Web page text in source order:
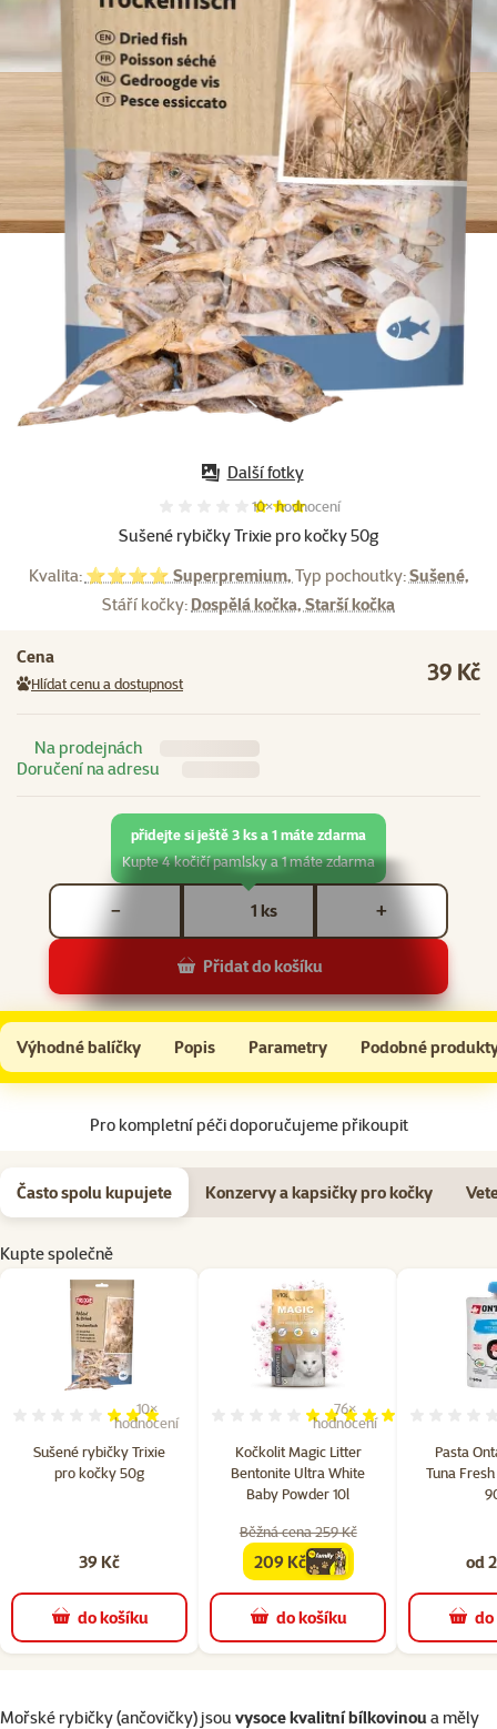
Sušené rybičky Trixie pro kočky 50g
Hodnocení 60%, počet hodnocení:
10×hodnocení
Kvalita: ⭐⭐⭐⭐ Superpremium, Typ pochoutky:Sušené,
Stáří kočky: Dospělá kočka, Starší kočka
Cena
Hlídat cenu a dostupnost 39 Kč
Na prodejnách
Doručení na adresu
ks
− +
přidejte si ještě 3 ks a 1 máte zdarma
Kupte 4 kočičí pamlsky a 1 máte zdarma
Přidat do košíku
Další fotky
Sušené rybičky Trixie pro kočky 50g
Do košíku
Výhodné balíčky Popis Parametry Podobné
Na začátek stránky
Pro kompletní péči doporučujeme přikoupit
Často spolu kupujete Konzervy a kapsičky pro kočky
Kupte společně
Sušené rybičky Trixie
pro kočky 50g
Hodnocení 60%, počet hodnocení: 10
10×
hodnocení
39 Kč
do košíku
Kočkolit Magic Litter
Bentonite Ultra White
Baby Powder 10l
Hodnocení 97%, počet
76×
hodnocení
Běžná cena 259 Kč
familycena
209 Kč
do košíku
Pasta
Tuna
od
superzoo.product.detail.content
Mořské rybičky (ančovičky) jsou vysoce kvalitní bílkovinou a měly